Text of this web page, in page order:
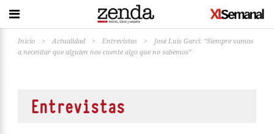
Inicio > Actualidad > Entrevistas >
José Luis Garci: “Siempre vamos
a necesitar que alguien nos cuente algo que no sabemos”
Entrevistas